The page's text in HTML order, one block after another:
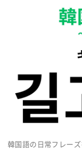
韓国語の日常フレー